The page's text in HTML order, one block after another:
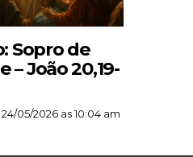
Sopro de
– João 20,19-
24/05/2026 as 10:04 am